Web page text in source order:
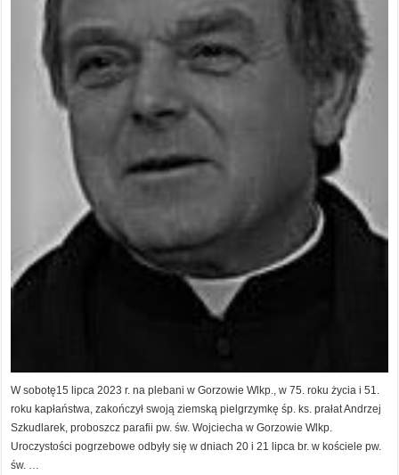
W sobotę15 lipca 2023 r. na plebani w Gorzowie Wlkp., w 75. roku życia i 51.
roku kapłaństwa, zakończył swoją ziemską pielgrzymkę śp. ks. prałat Andrzej
Szkudlarek, proboszcz parafii pw. św. Wojciecha w Gorzowie Wlkp.
Uroczystości pogrzebowe odbyły się w dniach 20 i 21 lipca br. w kościele pw.
św. …